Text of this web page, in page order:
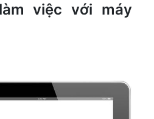
việc với máy